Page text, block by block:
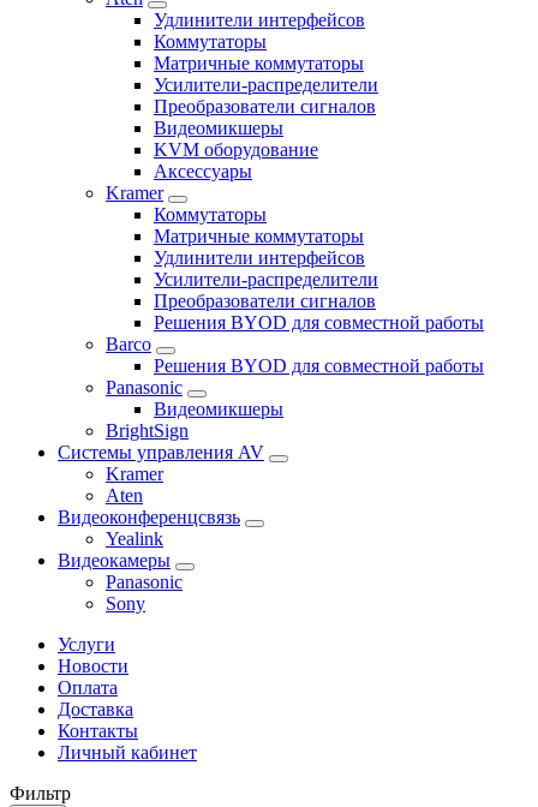
Удлинители интерфейсов
Коммутаторы
Матричные коммутаторы
Усилители-распределители
Преобразователи сигналов
Видеомикшеры
KVM оборудование
Аксессуары
Kramer
Коммутаторы
Матричные коммутаторы
Удлинители интерфейсов
Усилители-распределители
Преобразователи сигналов
Решения BYOD для совместной работы
Barco
Решения BYOD для совместной работы
Panasonic
Видеомикшеры
BrightSign
Системы управления AV
Kramer
Aten
Видеоконференцсвязь
Yealink
Видеокамеры
Panasonic
Sony
Услуги
Новости
Оплата
Доставка
Контакты
Личный кабинет
Фильтр